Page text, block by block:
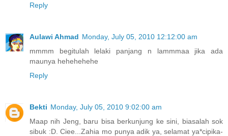
Reply
Aulawi Ahmad Monday, July 05, 2010 12:12:00 am
mmmm begitulah lelaki panjang n lammmaa jika ada
maunya hehehehehe
Reply
Bekti Monday, July 05, 2010 9:02:00 am
Maap nih Jeng, baru bisa berkunjung ke sini, biasalah sok
sibuk :D. Ciee...Zahia mo punya adik ya, selamat ya*cipika-